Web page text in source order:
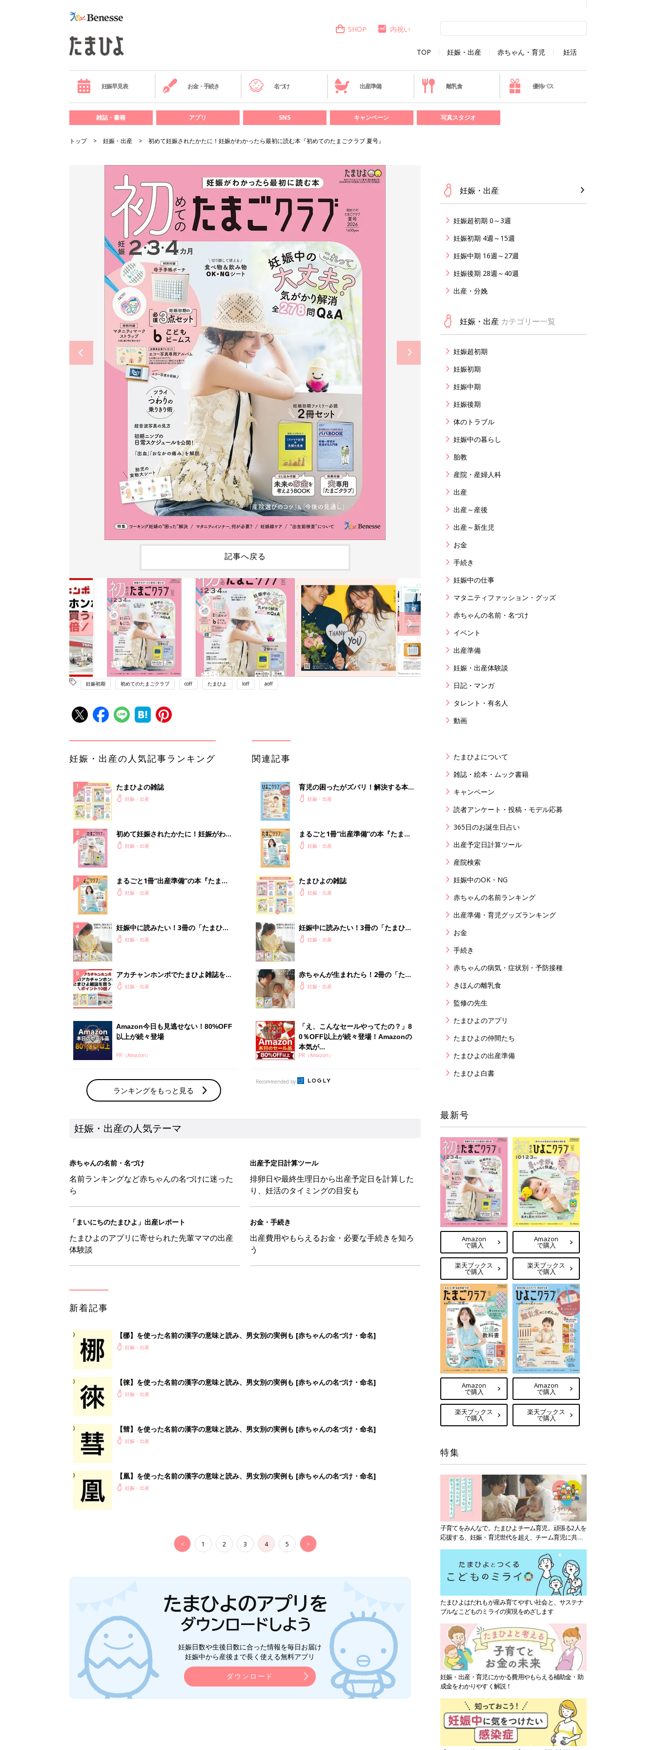
TOP 妊娠・出産 赤ちゃん・育児 妊活
SHOP 内祝い
妊娠早見表 お金・手続き 名づけ 出産準備 離乳食 優待パス
雑誌・書籍 アプリ SNS キャンペーン 写真スタジオ
トップ 妊娠・出産 初めて妊娠されたかたに！妊娠がわかったら最初に読む本『初めてのたまごクラブ 夏号』
記事へ戻る
妊娠初期 初めてのたまごクラブ coff たまひよ loff aoff
妊娠・出産の人気記事ランキング
たまひよの雑誌
妊娠・出産
初めて妊娠されたかたに！妊娠がわか
ったら最初に読む本『初めてのたまご
妊娠・出産
まるごと1冊“出産準備”の本『たまご
クラブ 夏号』〈スペシャル大特集〉
妊娠・出産
妊娠中に読みたい！3冊の「たまひ
よ」妊娠・出産
アカチャンホンポでたまひよ雑誌を買
うとポイント10倍【期間限定】
妊娠・出産
Amazon今日も見逃せない！80%OFF
以上が続々登場
PR（Amazon）
ランキングをもっと見る
関連記事
育児の困ったがズバリ！解決する本
『ひよこクラブ 秋号』 4カ月～2才
妊娠・出産
まるごと1冊“出産準備”の本『たまご
クラブ 夏号』〈スペシャル大特集〉
妊娠・出産
たまひよの雑誌
妊娠・出産
妊娠中に読みたい！3冊の「たまひ
よ」妊娠・出産
赤ちゃんが生まれたら！2冊の「たま
ひよ」
妊娠・出産
「え、こんなセールやってたの？」8
0％OFF以上が続々登場！Amazonの
本気が...
PR（Amazon）
Recommended by
妊娠・出産の人気テーマ
赤ちゃんの名前・名づけ
名前ランキングなど赤ちゃんの名づけに迷った
ら
出産予定日計算ツール
排卵日や最終生理日から出産予定日を計算した
り、妊活のタイミングの目安も
「まいにちのたまひよ」出産レポート
たまひよのアプリに寄せられた先輩ママの出産
体験談
お金・手続き
出産費用やもらえるお金・必要な手続きを知ろ
う
新着記事
【梛】を使った名前の漢字の意味と読み、男女別の実例も [赤ちゃんの名づけ・命名]
妊娠・出産
【徠】を使った名前の漢字の意味と読み、男女別の実例も [赤ちゃんの名づけ・命名]
妊娠・出産
【彗】を使った名前の漢字の意味と読み、男女別の実例も [赤ちゃんの名づけ・命名]
妊娠・出産
【凰】を使った名前の漢字の意味と読み、男女別の実例も [赤ちゃんの名づけ・命名]
妊娠・出産
< 1 2 3 4 5 >
妊娠日数や生後日数に合った情報を毎日お届け
妊娠中から産後まで長く使える無料アプリ
ダウンロード
妊娠・出産
妊娠超初期 0～3週
妊娠初期 4週～15週
妊娠中期 16週～27週
妊娠後期 28週～40週
出産・分娩
妊娠・出産 カテゴリー一覧
妊娠超初期
妊娠初期
妊娠中期
妊娠後期
体のトラブル
妊娠中の暮らし
胎教
産院・産婦人科
出産
出産～産後
出産～新生児
お金
手続き
妊娠中の仕事
マタニティファッション・グッズ
赤ちゃんの名前・名づけ
イベント
出産準備
妊娠・出産体験談
日記・マンガ
タレント・有名人
動画
たまひよについて
雑誌・絵本・ムック書籍
キャンペーン
読者アンケート・投稿・モデル応募
365日のお誕生日占い
出産予定日計算ツール
産院検索
妊娠中のOK・NG
赤ちゃんの名前ランキング
出産準備・育児グッズランキング
お金
手続き
赤ちゃんの病気・症状別・予防接種
きほんの離乳食
監修の先生
たまひよのアプリ
たまひよの仲間たち
たまひよの出産準備
たまひよ白書
最新号
Amazon
で購入
楽天ブックス
で購入
Amazon
で購入
楽天ブックス
で購入
Amazon
で購入
楽天ブックス
で購入
Amazon
で購入
楽天ブックス
で購入
特集
子育てをみんなで。たまひよチーム育児。頑張る2人を
応援する、妊娠・育児世代を超え、チーム育児に共感
たまひよはだれもが産み育てやすい社会と、サステナ
ブルなこどものミライの実現をめざします
妊娠・出産・育児にかかる費用やもらえる補助金・助
成金をわかりやすく解説！